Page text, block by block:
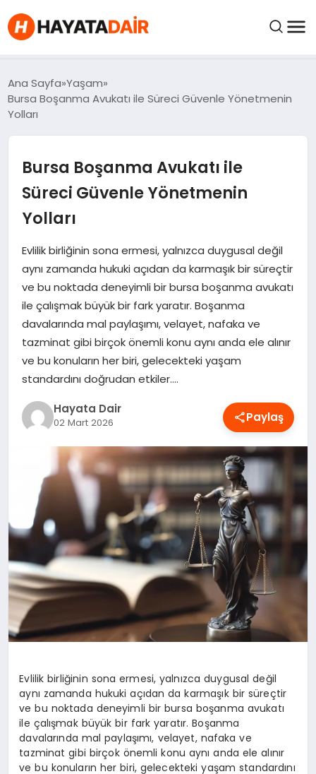
FIYATLAR
HABERLER
İNCELEMELER
KIMDIR?
NEDIR?
OYUN
RÜYA TABIRLERI
SAĞLIK
TEKNOLOJI
Ana Sayfa Yaşam
Bursa Boşanma Avukatı ile Süreci Güvenle Yönetmenin
Yolları
Bursa Boşanma Avukatı ile
Süreci Güvenle Yönetmenin
Yolları
Evlilik birliğinin sona ermesi, yalnızca duygusal değil
aynı zamanda hukuki açıdan da karmaşık bir süreçtir
ve bu noktada deneyimli bir bursa boşanma avukatı
ile çalışmak büyük bir fark yaratır. Boşanma
davalarında mal paylaşımı, velayet, nafaka ve
tazminat gibi birçok önemli konu aynı anda ele alınır
ve bu konuların her biri, gelecekteki yaşam
standardını doğrudan etkiler….
Hayata Dair
02 Mart 2026 Paylaş
Evlilik birliğinin sona ermesi, yalnızca duygusal değil
aynı zamanda hukuki açıdan da karmaşık bir süreçtir
ve bu noktada deneyimli bir bursa boşanma avukatı
ile çalışmak büyük bir fark yaratır. Boşanma
davalarında mal paylaşımı, velayet, nafaka ve
tazminat gibi birçok önemli konu aynı anda ele alınır
ve bu konuların her biri, gelecekteki yaşam standardını